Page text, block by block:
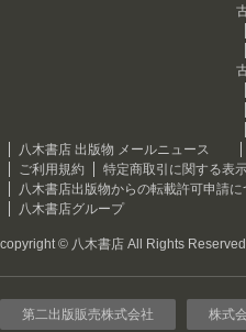
八木書店 出版物 メールニュース
ご利用規約
特定商取引に関する表
八木書店出版物からの転載許可申請に
八木書店グループ
copyright © 八木書店 All Rights
第二出版販売株式会社 株式